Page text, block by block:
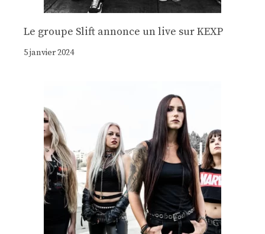
Le groupe Slift annonce un live sur KEXP
5 janvier 2024